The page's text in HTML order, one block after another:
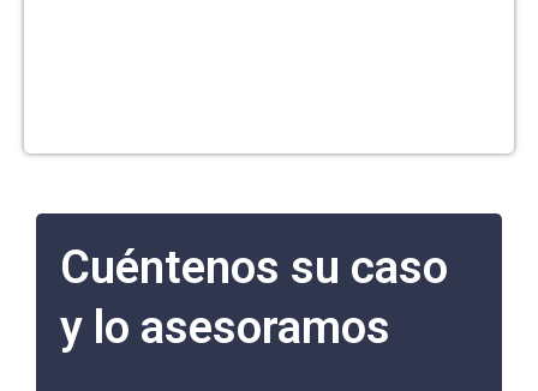
Cuéntenos su caso
y lo asesoramos